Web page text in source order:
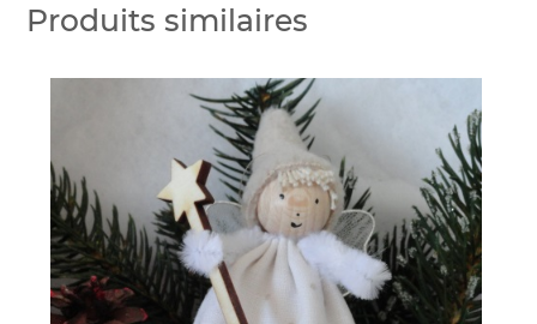
Produits similaires